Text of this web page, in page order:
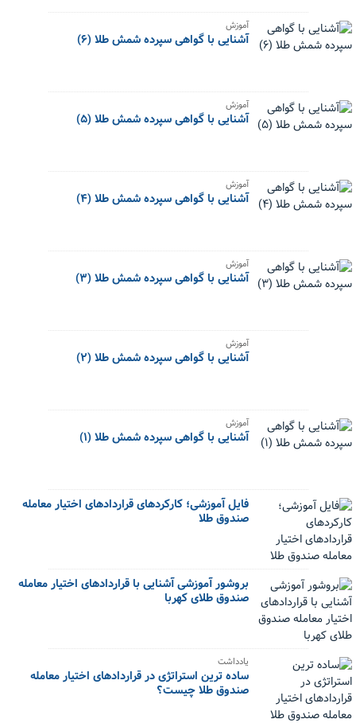
آموزش
آشنایی با گواهی سپرده شمش طلا (۶)
آموزش
آشنایی با گواهی سپرده شمش طلا (۵)
آموزش
آشنایی با گواهی سپرده شمش طلا (۴)
آموزش
آشنایی با گواهی سپرده شمش طلا (۳)
آموزش
آشنایی با گواهی سپرده شمش طلا (۲)
آموزش
آشنایی با گواهی سپرده شمش طلا (۱)
فایل آموزشی؛ کارکردهای قراردادهای اختیار معامله
صندوق طلا
بروشور آموزشی آشنایی با قراردادهای اختیار معامله
صندوق طلای کهربا
یادداشت
ساده ترین استراتژی در قراردادهای اختیار معامله
صندوق طلا چیست؟